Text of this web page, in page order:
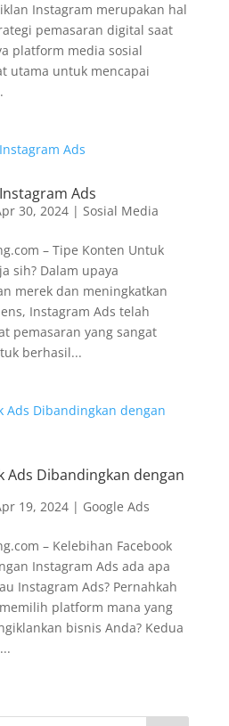
Instagram merupakan hal
pemasaran digital saat
platform media sosial
utama untuk mencapai
Ads
30, 2024| Sosial Media
– Tipe Konten Untuk
sih? Dalam upaya
merek dan meningkatkan
Instagram Ads telah
pemasaran yang sangat
berhasil...
Ads Dibandingkan dengan
19, 2024| Google Ads
– Kelebihan Facebook
Instagram Ads ada apa
Instagram Ads? Pernahkah
platform mana yang
bisnis Anda? Kedua